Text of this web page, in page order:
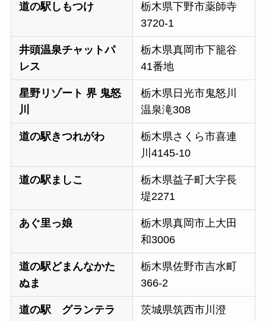
道の駅しもつけ
栃木県下野市薬師寺
3720-1
井頭温泉チャットパ
レス
栃木県真岡市下籠谷
41番地
星野リゾート 界 鬼怒
川
栃木県日光市鬼怒川
温泉滝308
道の駅きつれがわ
栃木県さくら市喜連
川4145-10
道の駅ましこ
栃木県益子町大字長
堤2271
あぐ里っ娘
栃木県真岡市上大田
和3006
道の駅どまんなかた
ぬま
栃木県佐野市吉水町
366-2
道の駅 グランテラ
茨城県筑西市川澄